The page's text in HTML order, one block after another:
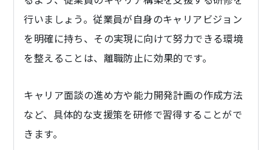
行いましょう。従業員が自身のキャリアビジョン
を明確に持ち、その実現に向けて努力できる環境
を整えることは、離職防止に効果的です。
キャリア面談の進め方や能力開発計画の作成方法
など、具体的な支援策を研修で習得することがで
きます。